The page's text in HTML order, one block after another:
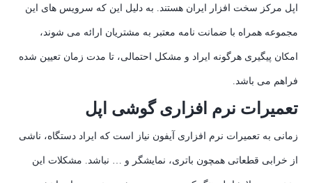
اپل مرکز سخت افزار ایران هستند. به دلیل این که سرویس های این
مجموعه همراه با ضمانت نامه معتبر به مشتریان ارائه می شوند،
امکان پیگیری هرگونه ایراد و مشکل احتمالی، تا مدت زمان تعیین شده
فراهم می باشد.
تعمیرات نرم افزاری گوشی اپل
زمانی به تعمیرات نرم افزاری آیفون نیاز است که ایراد دستگاه، ناشی
از خرابی قطعاتی همچون باتری، نمایشگر و … نباشد. مشکلات این